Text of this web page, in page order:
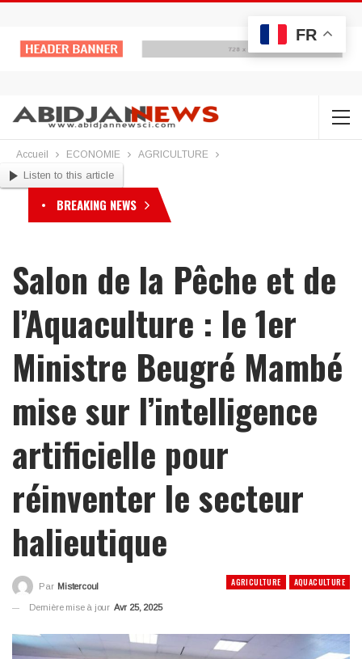
Accueil ECONOMIE AGRICULTURE
Listen to this article
BREAKING NEWS
Salon de la Pêche et de
l’Aquaculture : le 1er
Ministre Beugré Mambé
mise sur l’intelligence
artificielle pour
réinventer le secteur
halieutique
AGRICULTURE AQUACULTURE
Par Mistercoul
Dernière mise à jour Avr 25, 2025
FR